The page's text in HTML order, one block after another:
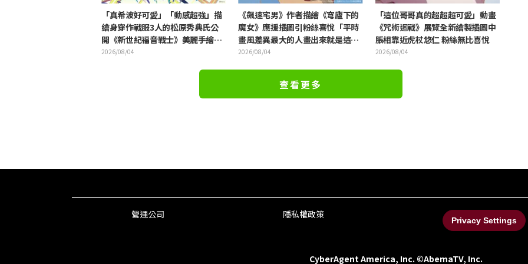
「真希波好可愛」「動感超強」描
繪身穿作戰服3人的松原秀典氏公
開《新世紀福音戰士》美麗手繪插
圖引發反響
2026/08/04
《飆速宅男》作者描繪《穹廬下的
魔女》應援插圖引粉絲喜悅「平時
畫風差異最大的人畫出來就是這
樣」
2026/08/04
「這位哥哥真的超超超可愛」動畫
《咒術迴戰》展覽全新繪製插圖中
脹相靠近虎杖悠仁 粉絲無比喜悅
2026/08/04
查看更多
營運公司 隱私權政策
Privacy Settings
CyberAgent America, Inc. ©AbemaTV, Inc.